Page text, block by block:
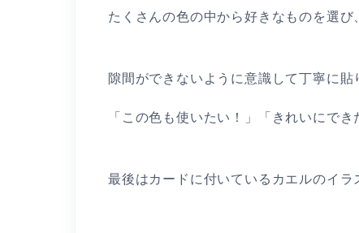
たくさんの色の中から好きなものを選
隙間ができないように意識して丁寧に
「この色も使いたい！」「きれいにで
最後はカードに付いているカエルのイ